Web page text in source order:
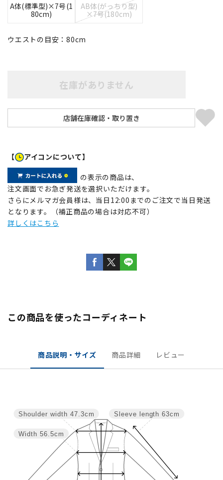
A体(標準型)×7号(1
80cm)
AB体(がっちり型)
×7号(180cm)
ウエストの目安：80cm
在庫がありません
【 アイコンについて】
の表示の商品は、
注文画面でお急ぎ発送を選択いただけます。
さらにメルマガ会員様は、当日12:00までのご注文で当日発送
となります。（補正商品の場合は対応不可）
詳しくはこちら
この商品を使ったコーディネート
商品説明・サイズ 商品詳細 レビュー
Sleeve length 63cm
Width 56.5cm
Shoulder width 47.3cm